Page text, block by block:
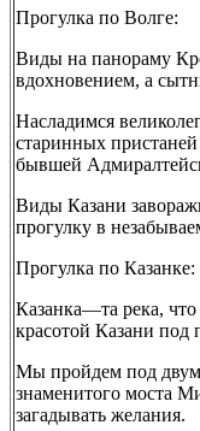
Прогулка по Волге:
Виды на панораму
вдохновением, а
Насладимся
старинных
бывшей
Виды Казани
прогулку в
Прогулка по Казанке:
Казанка—та река,
красотой Казани под
Мы пройдем под
знаменитого моста
загадывать желания.